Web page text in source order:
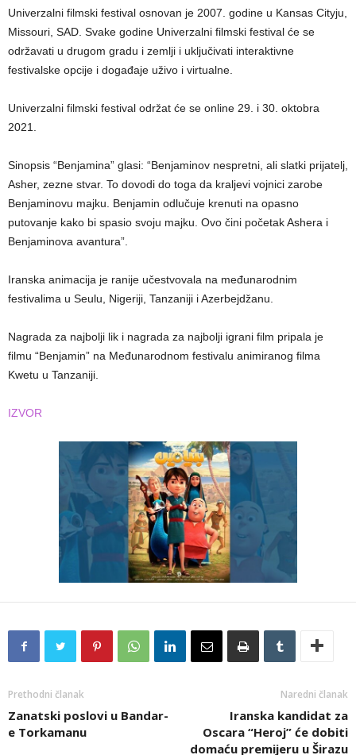
Univerzalni filmski festival osnovan je 2007. godine u Kansas Cityju,
Missouri, SAD. Svake godine Univerzalni filmski festival će se
održavati u drugom gradu i zemlji i uključivati interaktivne
festivalske opcije i događaje uživo i virtualne.
Univerzalni filmski festival održat će se online 29. i 30. oktobra
2021.
Sinopsis “Benjamina” glasi: “Benjaminov nespretni, ali slatki prijatelj,
Asher, zezne stvar. To dovodi do toga da kraljevi vojnici zarobe
Benjaminovu majku. Benjamin odlučuje krenuti na opasno
putovanje kako bi spasio svoju majku. Ovo čini početak Ashera i
Benjaminova avantura”.
Iranska animacija je ranije učestvovala na međunarodnim
festivalima u Seulu, Nigeriji, Tanzaniji i Azerbejdžanu.
Nagrada za najbolji lik i nagrada za najbolji igrani film pripala je
filmu “Benjamin” na Međunarodnom festivalu animiranog filma
Kwetu u Tanzaniji.
IZVOR
Prethodni članak
Zanatski poslovi u Bandar-
e Torkamanu
Naredni članak
Iranska kandidat za
Oscara “Heroj” će dobiti
domaću premijeru u Širazu